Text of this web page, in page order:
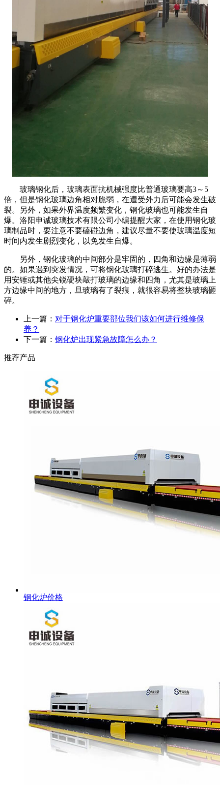
玻璃钢化后，玻璃表面抗机械强度比普通玻璃要高3～ 5
倍，但是钢化玻璃边角相对脆弱，在遭受外力后可能会发生破
裂。另外，如果外界温度频繁变化，钢化玻璃也可能发生自
爆。洛阳申诚玻璃技术有限公司小编提醒大家，在使用钢化玻
璃制品时，要注意不要磕碰边角，建议尽量不要使玻璃温度短
时间内发生剧烈变化，以免发生自爆。
另外，钢化玻璃的中间部分是牢固的，四角和边缘是薄弱
的。如果遇到突发情况，可将钢化玻璃打碎逃生。好的办法是
用安锤或其他尖锐硬块敲打玻璃的边缘和四角，尤其是玻璃上
方边缘中间的地方，旦玻璃有了裂痕，就很容易将整块玻璃砸
碎。
上一篇： 对于钢化炉重要部位我们该如何进行维修保
养？
下一篇： 钢化炉出现紧急故障怎么办？
推荐产品
钢化炉价格